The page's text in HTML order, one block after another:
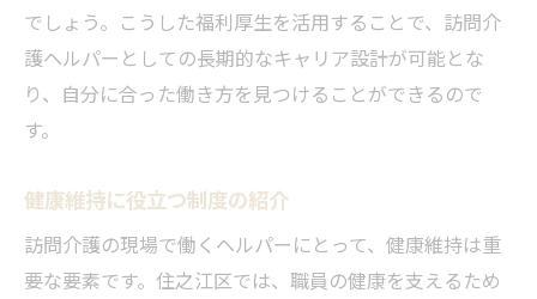
でしょう。こうした福利厚生を活用することで、訪問介
護ヘルパーとしての長期的なキャリア設計が可能とな
り、自分に合った働き方を見つけることができるので
す。
健康維持に役立つ制度の紹介
訪問介護の現場で働くヘルパーにとって、健康維持は重
要な要素です。住之江区では、職員の健康を支えるため